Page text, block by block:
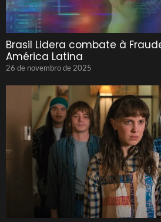
Brasil Lidera combate à
América Latina
26 de novembro de 2025